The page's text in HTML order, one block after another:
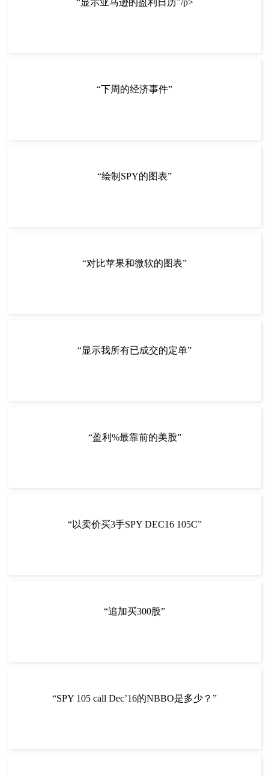
“显示亚马逊的盈利日历”/p>
“下周的经济事件”
“绘制SPY的图表”
“对比苹果和微软的图表”
“显示我所有已成交的定单”
“盈利%最靠前的美股”
“以卖价买3手SPY DEC16 105C”
“追加买300股”
“SPY 105 call Dec’16的NBBO是多少？”